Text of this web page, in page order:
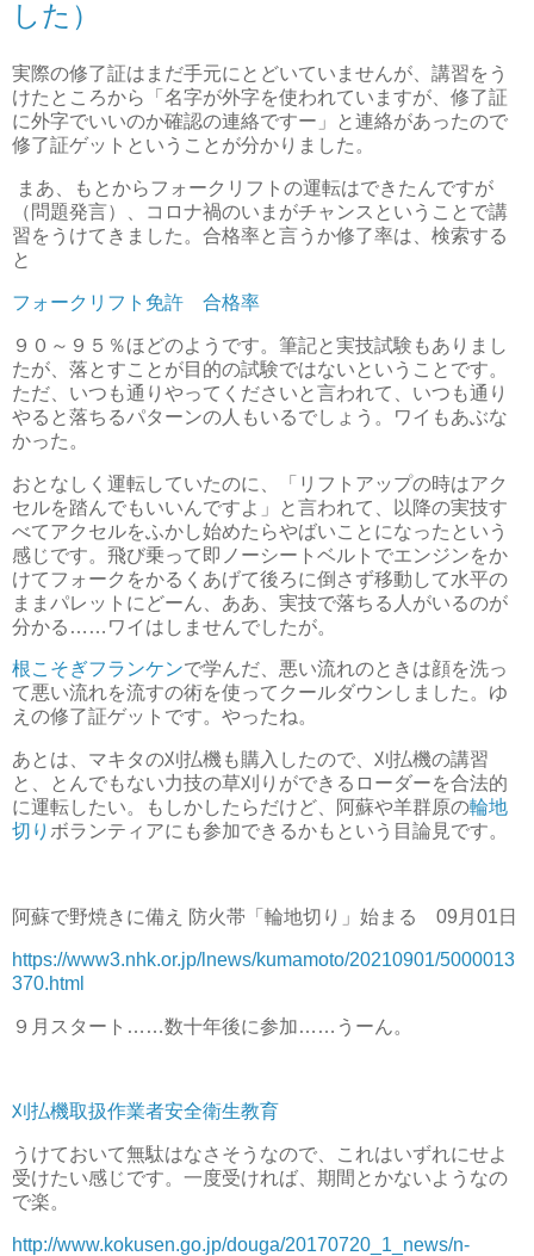
した）
実際の修了証はまだ手元にとどいていませんが、講習をう
けたところから「名字が外字を使われていますが、修了証
に外字でいいのか確認の連絡ですー」と連絡があったので
修了証ゲットということが分かりました。
まあ、もとからフォークリフトの運転はできたんですが
（問題発言）、コロナ禍のいまがチャンスということで講
習をうけてきました。合格率と言うか修了率は、検索する
と
フォークリフト免許 合格率
９０～９５％ほどのようです。筆記と実技試験もありまし
たが、落とすことが目的の試験ではないということです。
ただ、いつも通りやってくださいと言われて、いつも通り
やると落ちるパターンの人もいるでしょう。ワイもあぶな
かった。
おとなしく運転していたのに、「リフトアップの時はアク
セルを踏んでもいいんですよ」と言われて、以降の実技す
べてアクセルをふかし始めたらやばいことになったという
感じです。飛び乗って即ノーシートベルトでエンジンをか
けてフォークをかるくあげて後ろに倒さず移動して水平の
ままパレットにどーん、ああ、実技で落ちる人がいるのが
分かる……ワイはしませんでしたが。
根こそぎフランケンで学んだ、悪い流れのときは顔を洗っ
て悪い流れを流すの術を使ってクールダウンしました。ゆ
えの修了証ゲットです。やったね。
あとは、マキタの刈払機も購入したので、刈払機の講習
と、とんでもない力技の草刈りができるローダーを合法的
に運転したい。もしかしたらだけど、阿蘇や羊群原の輪地
切り ボランティアにも参加できるかもという目論見です。
阿蘇で野焼きに備え 防火帯「輪地切り」始まる 09月01日
https://www3.nhk.or.jp/lnews/kumamoto/20210901/5000013
370.html
９月スタート……数十年後に参加……うーん。
刈払機取扱作業者安全衛生教育
うけておいて無駄はなさそうなので、これはいずれにせよ
受けたい感じです。一度受ければ、期間とかないようなの
で楽。
http://www.kokusen.go.jp/douga/20170720_1_news/n-